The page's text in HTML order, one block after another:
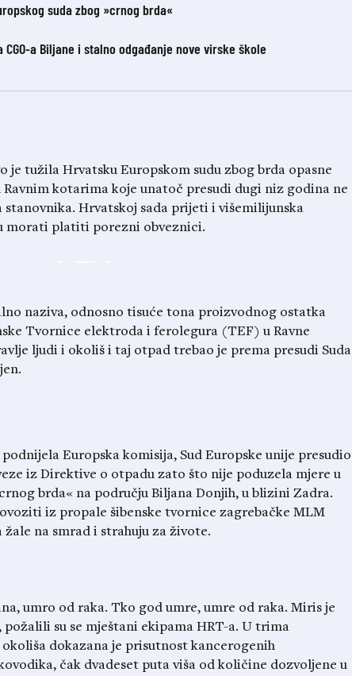
suda zbog »crnog brda«
a Biljane i stalno odgađanje nove virske škole
je tužila Hrvatsku Europskom sudu zbog brda opasne
Ravnim kotarima koje unatoč presudi dugi niz godina ne
Hrvatskoj sada prijeti i višemilijunska
morati platiti porezni obveznici.
naziva, odnosno tisuće tona proizvodnog ostatka
Tvornice elektroda i ferolegura (TEF) u Ravne
ljudi i okoliš i taj otpad trebao je prema presudi Suda
Europska komisija, Sud Europske unije presudio
iz Direktive o otpadu zato što nije poduzela mjere u
brda« na području Biljana Donjih, u blizini Zadra.
iz propale šibenske tvornice zagrebačke MLM
na smrad i strahuju za živote.
umro od raka. Tko god umre, umre od raka. Miris je
požalili su se mještani ekipama HRT-a. U trima
dokazana je prisutnost kancerogenih
čak dvadeset puta viša od količine dozvoljene u